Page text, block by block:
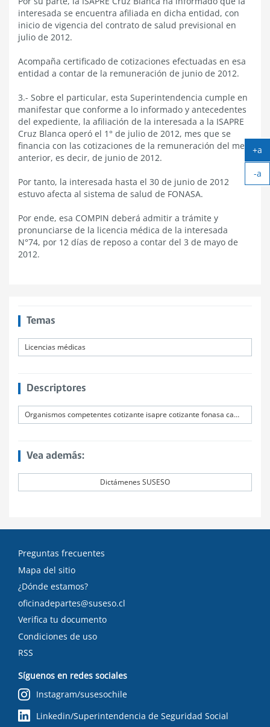
interesada se encuentra afiliada en dicha entidad, con
inicio de vigencia del contrato de salud previsional en
julio de 2012.
Acompaña certificado de cotizaciones efectuadas en esa
entidad a contar de la remuneración de junio de 2012.
3.- Sobre el particular, esta Superintendencia cumple en
manifestar que conforme a lo informado y antecedentes
del expediente, la afiliación de la interesada a la ISAPRE
Cruz Blanca operó el 1° de julio de 2012, mes que se
financia con las cotizaciones de la remuneración del mes
anterior, es decir, de junio de 2012.
Por tanto, la interesada hasta el 30 de junio de 2012
estuvo afecta al sistema de salud de FONASA.
Por ende, esa COMPIN deberá admitir a trámite y
pronunciarse de la licencia médica de la interesada
N°74, por 12 días de reposo a contar del 3 de mayo de
2012.
Temas
Licencias médicas
Descriptores
Organismos competentes cotizante isapre cotizante fonasa cambio de afiliación
Vea además:
Dictámenes SUSESO
Preguntas frecuentes
Mapa del sitio
¿Dónde estamos?
oficinadepartes@suseso.cl
Verifica tu documento
Condiciones de uso
RSS
Síguenos en redes sociales
Instagram/susesochile
Linkedin/Superintendencia de Seguridad Social
+a
-a